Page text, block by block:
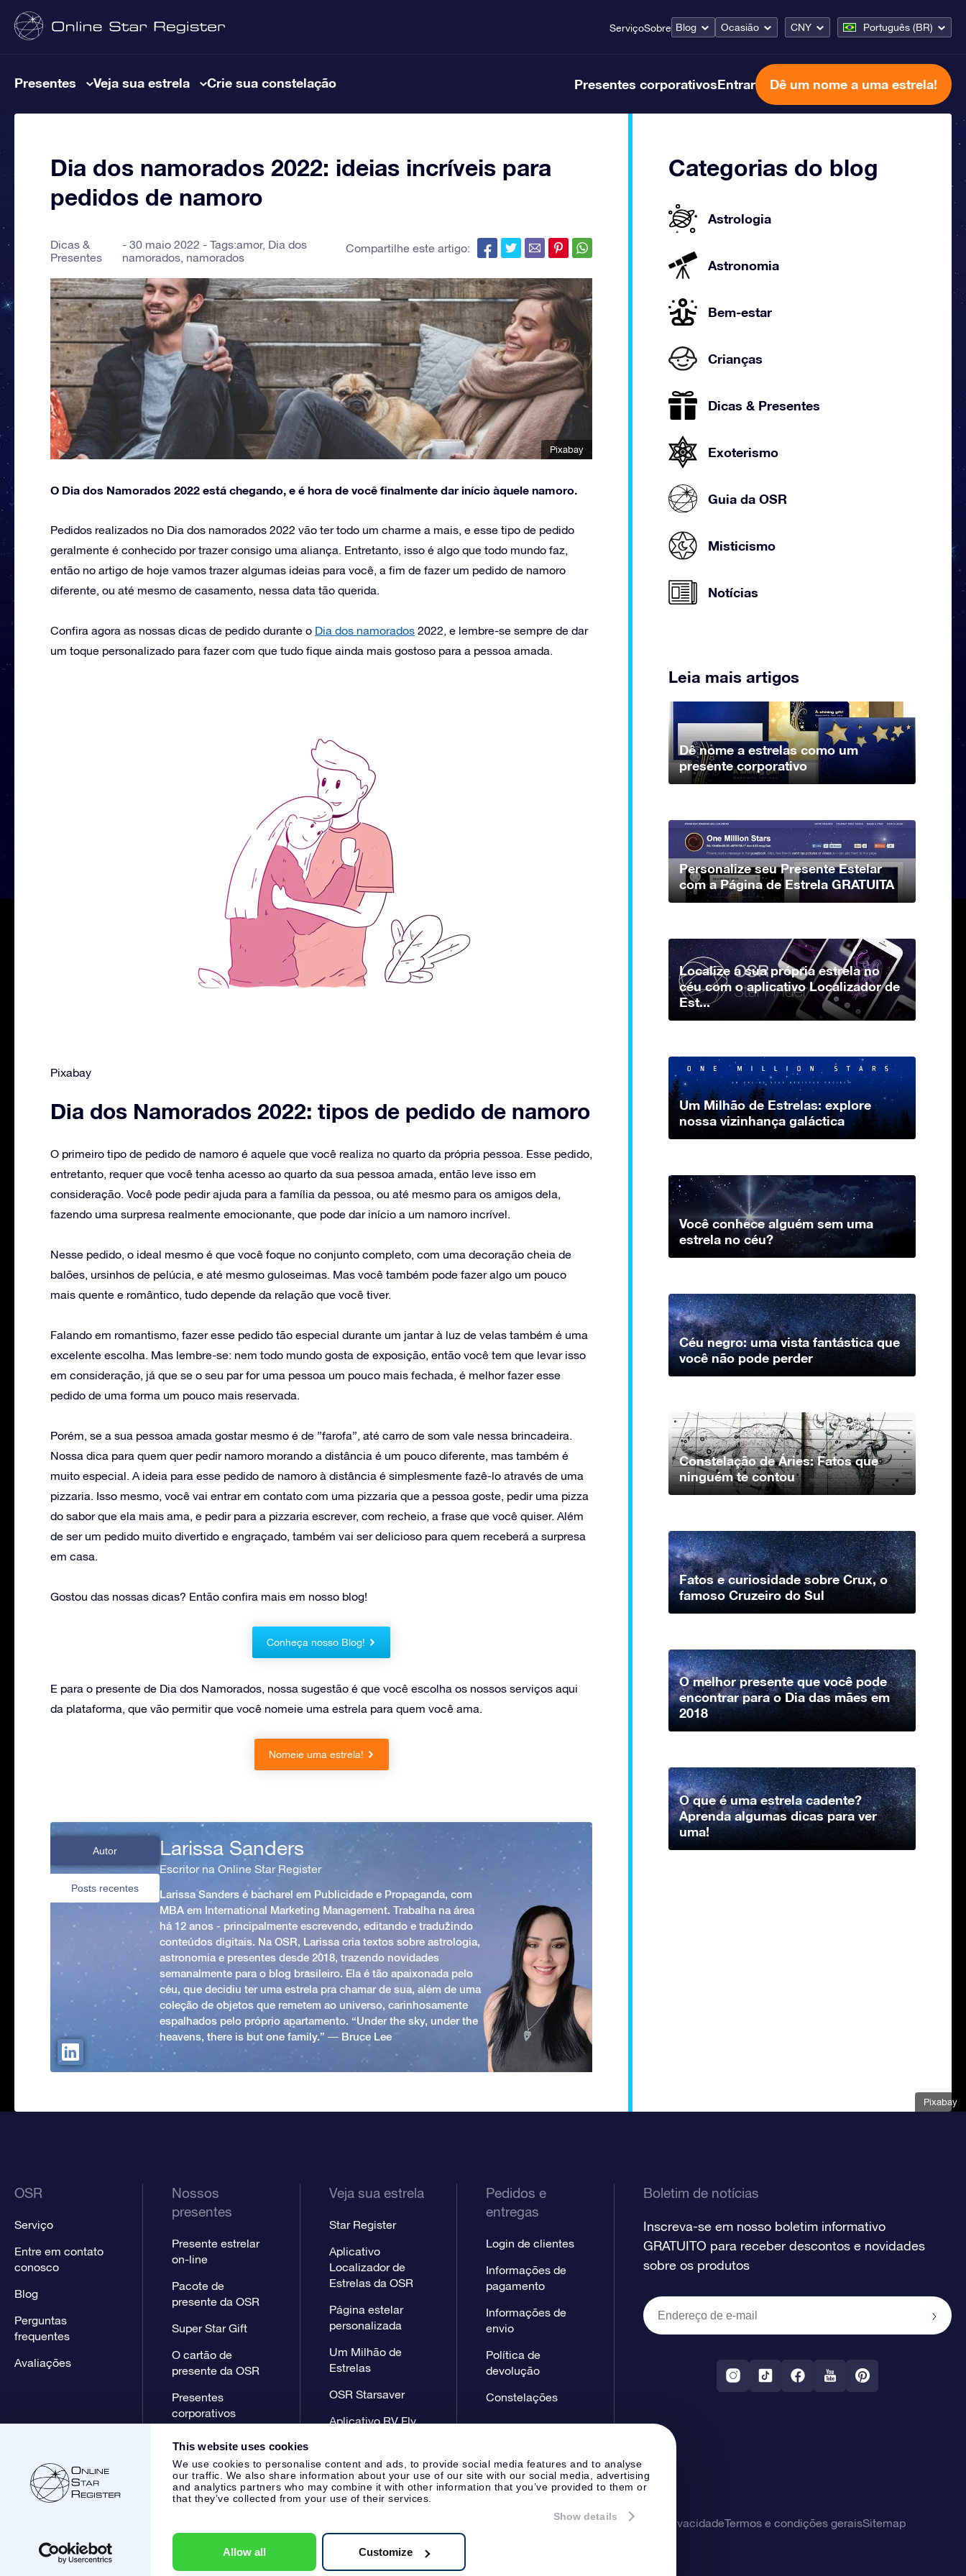
This website uses cookies
We use cookies to personalise content and ads, to provide social media features and to analyse
our traffic. We also share information about your use of our site with our social media, advertising
and analytics partners who may combine it with other information that you’ve provided to them or
that they’ve collected from your use of their services.
Show details
Allow all Customize
ServiçoSobre Blog Ocasião CNY Português (BR)
Presentes Veja sua estrela Crie sua constelação Presentes corporativosEntrar Dê um nome a uma estrela!
Dia dos namorados 2022: ideias incríveis para
pedidos de namoro
Dicas &
Presentes
30 maio 2022 - Tags:amor, Dia dos
namorados, namorados
Compartilhe este artigo:
Pixabay
O Dia dos Namorados 2022 está chegando, e é hora de você finalmente dar início àquele namoro.
Pedidos realizados no Dia dos namorados 2022 vão ter todo um charme a mais, e esse tipo de pedido
geralmente é conhecido por trazer consigo uma aliança. Entretanto, isso é algo que todo mundo faz,
então no artigo de hoje vamos trazer algumas ideias para você, a fim de fazer um pedido de namoro
diferente, ou até mesmo de casamento, nessa data tão querida.
Confira agora as nossas dicas de pedido durante o Dia dos namorados 2022, e lembre-se sempre de dar
um toque personalizado para fazer com que tudo fique ainda mais gostoso para a pessoa amada.
Pixabay
Pixabay
Dia dos Namorados 2022: tipos de pedido de namoro
O primeiro tipo de pedido de namoro é aquele que você realiza no quarto da própria pessoa. Esse pedido,
entretanto, requer que você tenha acesso ao quarto da sua pessoa amada, então leve isso em
consideração. Você pode pedir ajuda para a família da pessoa, ou até mesmo para os amigos dela,
fazendo uma surpresa realmente emocionante, que pode dar início a um namoro incrível.
Nesse pedido, o ideal mesmo é que você foque no conjunto completo, com uma decoração cheia de
balões, ursinhos de pelúcia, e até mesmo guloseimas. Mas você também pode fazer algo um pouco
mais quente e romântico, tudo depende da relação que você tiver.
Falando em romantismo, fazer esse pedido tão especial durante um jantar à luz de velas também é uma
excelente escolha. Mas lembre-se: nem todo mundo gosta de exposição, então você tem que levar isso
em consideração, já que se o seu par for uma pessoa um pouco mais fechada, é melhor fazer esse
pedido de uma forma um pouco mais reservada.
Porém, se a sua pessoa amada gostar mesmo é de ”farofa”, até carro de som vale nessa brincadeira.
Nossa dica para quem quer pedir namoro morando a distância é um pouco diferente, mas também é
muito especial. A ideia para esse pedido de namoro à distância é simplesmente fazê-lo através de uma
pizzaria. Isso mesmo, você vai entrar em contato com uma pizzaria que a pessoa goste, pedir uma pizza
do sabor que ela mais ama, e pedir para a pizzaria escrever, com recheio, a frase que você quiser. Além
de ser um pedido muito divertido e engraçado, também vai ser delicioso para quem receberá a surpresa
em casa.
Gostou das nossas dicas? Então confira mais em nosso blog!
Conheça nosso Blog!
E para o presente de Dia dos Namorados, nossa sugestão é que você escolha os nossos serviços aqui
da plataforma, que vão permitir que você nomeie uma estrela para quem você ama.
Nomeie uma estrela!
Autor
Posts recentes
Larissa Sanders
Escritor na Online Star Register
Larissa Sanders é bacharel em Publicidade e Propaganda, com
MBA em International Marketing Management. Trabalha na área
há 12 anos - principalmente escrevendo, editando e traduzindo
conteúdos digitais. Na OSR, Larissa cria textos sobre astrologia,
astronomia e presentes desde 2018, trazendo novidades
semanalmente para o blog brasileiro. Ela é tão apaixonada pelo
céu, que decidiu ter uma estrela pra chamar de sua, além de uma
coleção de objetos que remetem ao universo, carinhosamente
espalhados pelo próprio apartamento. “Under the sky, under the
heavens, there is but one family.” ― Bruce Lee
Categorias do blog
Astrologia
Astronomia
Bem-estar
Crianças
Dicas & Presentes
Exoterismo
Guia da OSR
Misticismo
Notícias
Leia mais artigos
Dê nome a estrelas como um
presente corporativo
Personalize seu Presente Estelar
com a Página de Estrela GRATUITA
Localize a sua própria estrela no
céu com o aplicativo Localizador de
Est...
Um Milhão de Estrelas: explore
nossa vizinhança galáctica
Você conhece alguém sem uma
estrela no céu?
Céu negro: uma vista fantástica que
você não pode perder
Constelação de Áries: Fatos que
ninguém te contou
Fatos e curiosidade sobre Crux, o
famoso Cruzeiro do Sul
O melhor presente que você pode
encontrar para o Dia das mães em
2018
O que é uma estrela cadente?
Aprenda algumas dicas para ver
uma!
OSR
Serviço
Entre em contato
conosco
Blog
Perguntas
frequentes
Avaliações
Nossos
presentes
Presente estrelar
on-line
Pacote de
presente da OSR
Super Star Gift
O cartão de
presente da OSR
Presentes
corporativos
Veja sua estrela
Star Register
Aplicativo
Localizador de
Estrelas da OSR
Página estelar
personalizada
Um Milhão de
Estrelas
OSR Starsaver
Aplicativo RV Fly
Pedidos e
entregas
Login de clientes
Informações de
pagamento
Informações de
envio
Política de
devolução
Constelações
Boletim de notícias
Inscreva-se em nosso boletim informativo
GRATUITO para receber descontos e novidades
sobre os produtos
Atendimento ao cliente:
KVK: 60333553, VAT: NL 8538.62.722B01
Página de imprensaDeclaração de privacidadeTermos e condições geraisSitemap